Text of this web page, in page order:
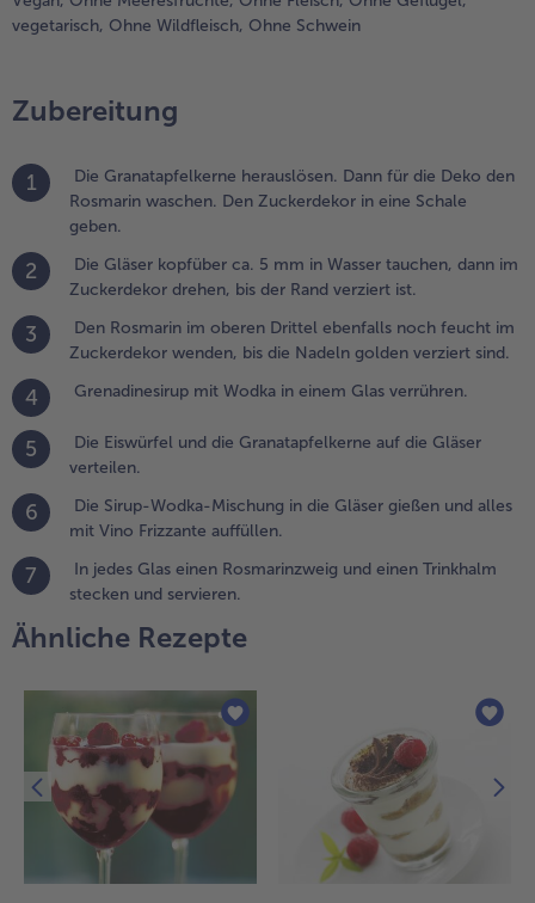
bis
sind.
Wodka in
Glas
Eiswürfel und
die Gläser
die
alles
Vino
vegetarisch, Ohne Wildfleisch, Ohne Schwein
Zubereitung
1
Die Granatapfelkerne herauslösen. Dann für die Deko den
Rosmarin waschen. Den Zuckerdekor in eine Schale
geben.
2
Die Gläser kopfüber ca. 5 mm in Wasser tauchen, dann im
Zuckerdekor drehen, bis der Rand verziert ist.
3
Den Rosmarin im oberen Drittel ebenfalls noch feucht im
Zuckerdekor wenden, bis die Nadeln golden verziert sind.
4 Grenadinesirup mit Wodka in einem Glas verrühren.
5
Die Eiswürfel und die Granatapfelkerne auf die Gläser
verteilen.
6
Die Sirup-Wodka-Mischung in die Gläser gießen und alles
mit Vino Frizzante auffüllen.
7
In jedes Glas einen Rosmarinzweig und einen Trinkhalm
stecken und servieren.
Ähnliche Rezepte